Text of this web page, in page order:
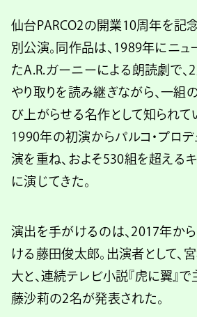
仙台PARCO2の開業10周年を記
別公演。同作品は、1989年にニュ
たA.R.ガーニーによる朗読劇で
やり取りを読み継ぎながら、一組
び上がらせる名作として知られて
1990年の初演からパルコ・プロデ
演を重ね、およそ530組を超える
に演じてきた。
演出を手がけるのは、2017年か
ける藤田俊太郎。出演者として、
大と、連続テレビ小説『虎に翼』
藤沙莉の2名が発表された。